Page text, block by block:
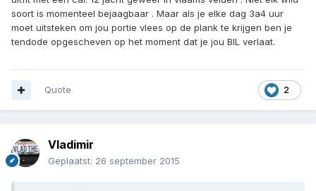
soort is momenteel bejaagbaar . Maar als je elke dag 3a4 uur
moet uitsteken om jou portie vlees op de plank te krijgen ben je
tendode opgescheven op het moment dat je jou BIL verlaat.
2
Quote
Vladimir
Geplaatst: 26 september 2015